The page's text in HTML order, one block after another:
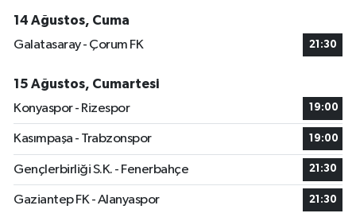
14 Ağustos, Cuma
Galatasaray - Çorum FK
21:30
15 Ağustos, Cumartesi
Konyaspor - Rizespor
19:00
Kasımpaşa - Trabzonspor 19:00
Gençlerbirliği S.K. - Fenerbahçe 21:30
Gaziantep FK - Alanyaspor 21:30